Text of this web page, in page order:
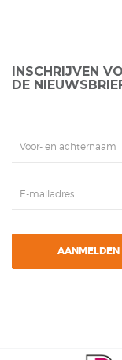
INSCHRIJVEN
DE
AANMELDEN